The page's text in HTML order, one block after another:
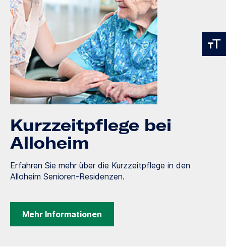
Kurzzeitpflege bei
Alloheim
Erfahren Sie mehr über die Kurzzeitpflege in den
Alloheim Senioren-Residenzen.
Mehr Informationen